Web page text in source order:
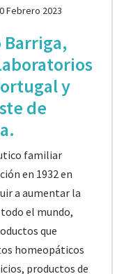
Febrero 2023
Barriga,
y
de
familiar
en 1932 en
a aumentar la
el mundo,
que
homeopáticos
productos de